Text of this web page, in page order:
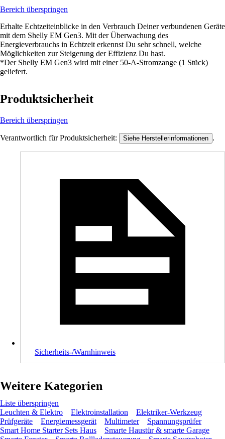
Bereich überspringen
Erhalte Echtzeiteinblicke in den Verbrauch Deiner verbundenen Geräte
mit dem Shelly EM Gen3. Mit der Überwachung des
Energieverbrauchs in Echtzeit erkennst Du sehr schnell, welche
Möglichkeiten zur Steigerung der Effizienz Du hast.
*Der Shelly EM Gen3 wird mit einer 50-A-Stromzange (1 Stück)
geliefert.
Produktsicherheit
Bereich überspringen
Verantwortlich für Produktsicherheit: Siehe Herstellerinformationen .
Sicherheits-/Warnhinweis
Weitere Kategorien
Liste überspringen
Leuchten & Elektro
Elektroinstallation
Elektriker-Werkzeug
Prüfgeräte
Energiemessgerät Multimeter
Spannungsprüfer
Smart Home Starter Sets Haus
Smarte Haustür & smarte Garage